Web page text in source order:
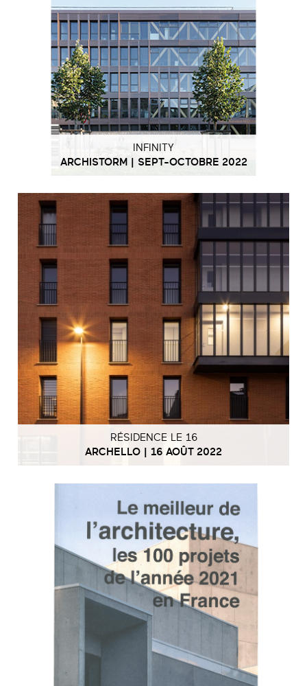
INFINITY
ARCHISTORM | SEPT-OCTOBRE 2022
RÉSIDENCE LE 16
ARCHELLO | 16 AOÛT 2022